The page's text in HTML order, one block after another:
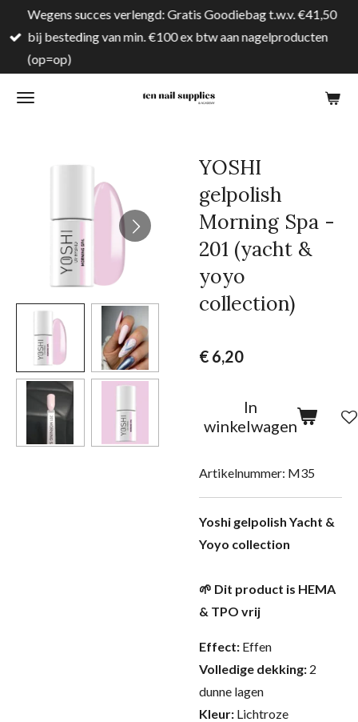
direct
naar
hoofdinhoud
Wegens succes verlengd: Gratis Goodiebag t.w.v. €41,50
bij besteding van min. €100 ex btw aan nagelproducten
(op=op)
YOSHI
gelpolish
Morning Spa -
201 (yacht &
yoyo
collection)
€ 6,20
In
winkelwagen
Artikelnummer: M35
Yoshi gelpolish Yacht &
Yoyo collection
🌱 Dit product is HEMA
& TPO vrij
Effect: Effen
Volledige dekking: 2
dunne lagen
Kleur: Lichtroze